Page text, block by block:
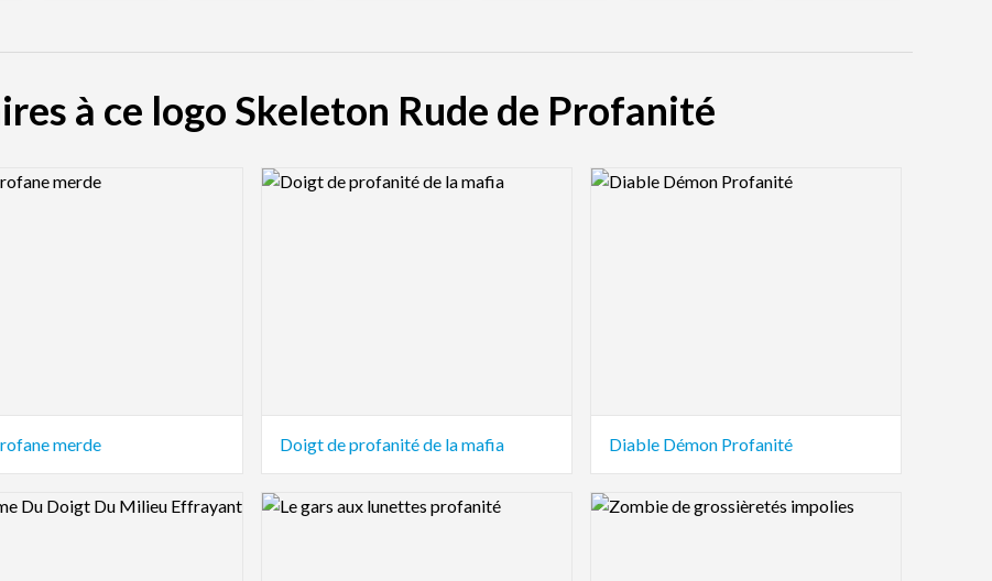
à ce logo Skeleton Rude de Profanité
Image
merde
Logo Preview Image
Doigt de profanité de la mafia
Logo Preview Image
Diable Démon Profanité
Image Logo Preview Image Logo Preview Image